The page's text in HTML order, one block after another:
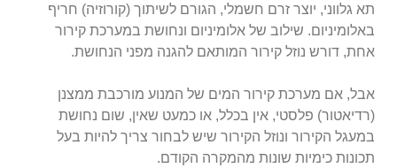
תא גלווני, יוצר זרם חשמלי, הגורם לשיתוך (קורוזיה) חריף
באלומיניום. שילוב של אלומיניום ונחושת במערכת קירור
אחת, דורש נוזל קירור המותאם להגנה מפני הנחושת.
אבל, אם מערכת קירור המים של המנוע מורכבת ממצנן
(רדיאטור) פלסטי, אין בכלל, או כמעט שאין, שום נחושת
במעגל הקירור ונוזל הקירור שיש לבחור צריך להיות בעל
תכונות כימיות שונות מהמקרה הקודם.